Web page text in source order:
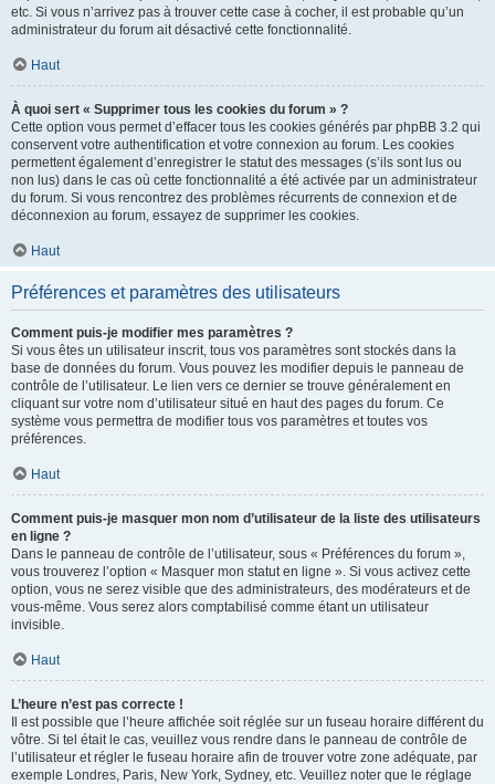
etc. Si vous n’arrivez pas à trouver cette case à cocher, il est probable qu’un
administrateur du forum ait désactivé cette fonctionnalité.
Haut
À quoi sert « Supprimer tous les cookies du forum » ?
Cette option vous permet d’effacer tous les cookies générés par phpBB 3.2 qui
conservent votre authentification et votre connexion au forum. Les cookies
permettent également d’enregistrer le statut des messages (s’ils sont lus ou
non lus) dans le cas où cette fonctionnalité a été activée par un administrateur
du forum. Si vous rencontrez des problèmes récurrents de connexion et de
déconnexion au forum, essayez de supprimer les cookies.
Haut
Préférences et paramètres des utilisateurs
Comment puis-je modifier mes paramètres ?
Si vous êtes un utilisateur inscrit, tous vos paramètres sont stockés dans la
base de données du forum. Vous pouvez les modifier depuis le panneau de
contrôle de l’utilisateur. Le lien vers ce dernier se trouve généralement en
cliquant sur votre nom d’utilisateur situé en haut des pages du forum. Ce
système vous permettra de modifier tous vos paramètres et toutes vos
préférences.
Haut
Comment puis-je masquer mon nom d’utilisateur de la liste des utilisateurs
en ligne ?
Dans le panneau de contrôle de l’utilisateur, sous « Préférences du forum »,
vous trouverez l’option « Masquer mon statut en ligne ». Si vous activez cette
option, vous ne serez visible que des administrateurs, des modérateurs et de
vous-même. Vous serez alors comptabilisé comme étant un utilisateur
invisible.
Haut
L’heure n’est pas correcte !
Il est possible que l’heure affichée soit réglée sur un fuseau horaire différent du
vôtre. Si tel était le cas, veuillez vous rendre dans le panneau de contrôle de
l’utilisateur et régler le fuseau horaire afin de trouver votre zone adéquate, par
exemple Londres, Paris, New York, Sydney, etc. Veuillez noter que le réglage